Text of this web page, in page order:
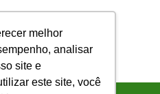
melhor
analisar
site e
este site, você